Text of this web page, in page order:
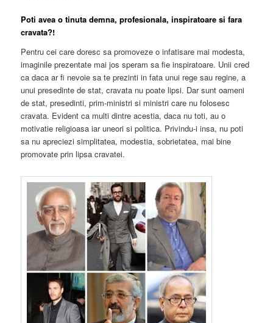
Poti avea o tinuta demna, profesionala, inspiratoare si fara
cravata?!
Pentru cei care doresc sa promoveze o infatisare mai modesta,
imaginile prezentate mai jos speram sa fie inspiratoare. Unii cred
ca daca ar fi nevoie sa te prezinti in fata unui rege sau regine, a
unui presedinte de stat, cravata nu poate lipsi. Dar sunt oameni
de stat, presedinti, prim-ministri si ministri care nu folosesc
cravata. Evident ca multi dintre acestia, daca nu toti, au o
motivatie religioasa iar uneori si politica. Privindu-i insa, nu poti
sa nu apreciezi simplitatea, modestia, sobrietatea, mai bine
promovate prin lipsa cravatei.